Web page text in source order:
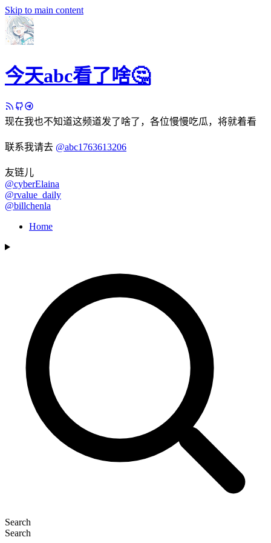
Skip to main content
今天abc看了啥🤔
现在我也不知道这频道发了啥了，各位慢慢吃瓜，将就着看
联系我请去 @abc1763613206
友链儿
@cyberElaina
@rvalue_daily
@billchenla
Home
Search
Search